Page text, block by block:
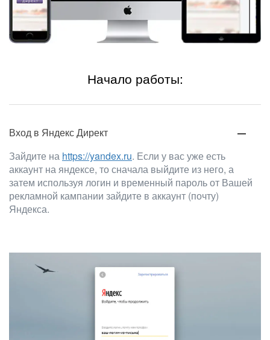
Начало работы:
Вход в Яндекс Директ
Зайдите на https://yandex.ru. Если у вас уже есть
аккаунт на яндексе, то сначала выйдите из него, а
затем используя логин и временный пароль от Вашей
рекламной кампании зайдите в аккаунт (почту)
Яндекса.